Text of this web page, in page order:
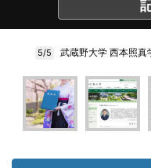
5/5 武蔵野大学 西本照真